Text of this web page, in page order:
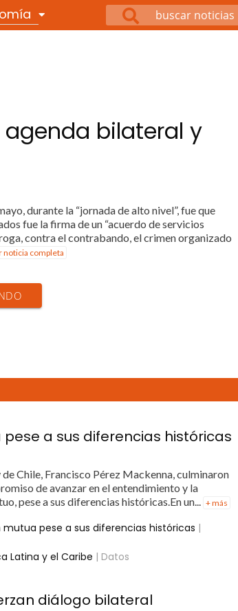
agenda bilateral y
durante la “jornada de alto nivel”, fue que
fue la firma de un “acuerdo de servicios
contra el contrabando, el crimen organizado
noticia completa
a sus diferencias históricas
Chile, Francisco Pérez Mackenna, culminaron
de avanzar en el entendimiento y la
pese a sus diferencias históricas.En un...
+ más
pese a sus diferencias históricas |
Latina y el Caribe | Datos
diálogo bilateral